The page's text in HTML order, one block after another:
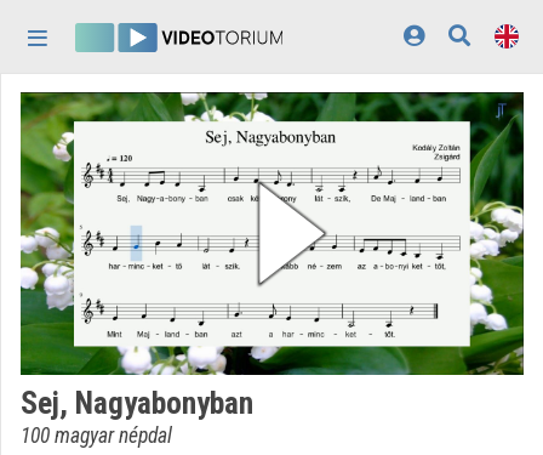
Home
Log In
Discovery
Categories
Playlists
Organizations
Contributors
Sej, Nagyabonyban
100 magyar népdal